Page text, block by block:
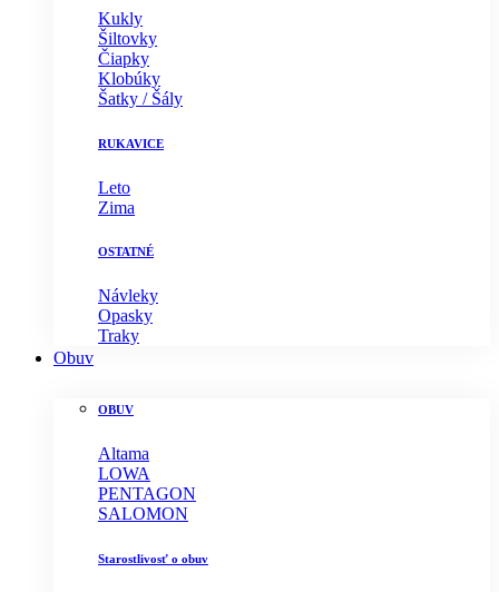
Kukly
Šiltovky
Čiapky
Klobúky
Šatky / Šály
RUKAVICE
Leto
Zima
OSTATNÉ
Návleky
Opasky
Traky
Obuv
OBUV
Altama
LOWA
PENTAGON
SALOMON
Starostlivosť o obuv